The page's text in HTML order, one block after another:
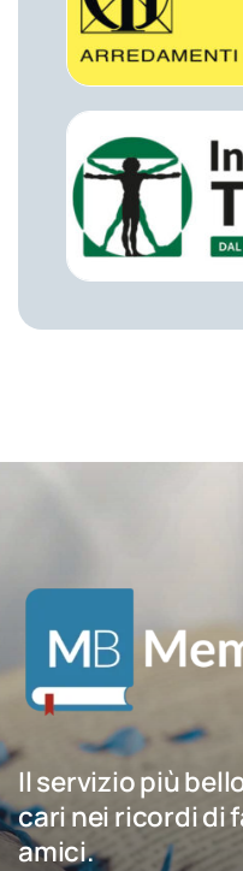
Il servizio più
cari nei ricordi di
amici.